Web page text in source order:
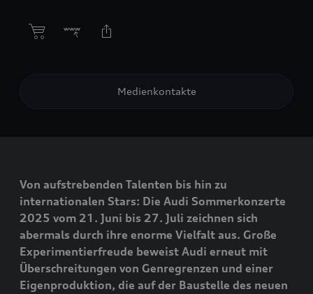
Medienkontakte
Von aufstrebenden Talenten bis hin zu
internationalen Stars: Die Audi Sommerkonzerte
2025 vom 21. Juni bis 27. Juli zeichnen sich
abermals durch ihre enorme Vielfalt aus. Große
Experimentierfreude beweist Audi erneut mit
Überschreitungen von Genregrenzen und einer
Eigenproduktion, die auf der Baustelle des neuen